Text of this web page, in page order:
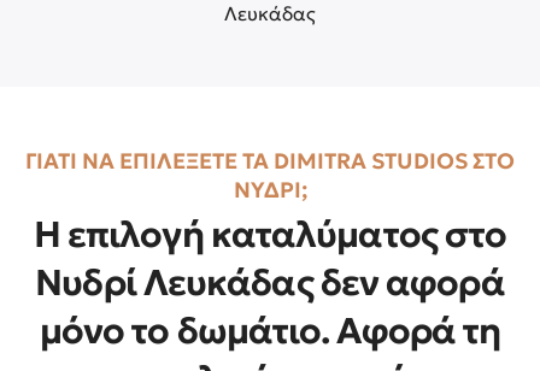
Λευκάδας
ΓΙΑΤΙ ΝΑ ΕΠΙΛΕΞΕΤΕ ΤΑ DIMITRA STUDIOS ΣΤΟ
ΝΥΔΡΙ;
Η επιλογή καταλύματος στο
Νυδρί Λευκάδας δεν αφορά
μόνο το δωμάτιο. Αφορά τη